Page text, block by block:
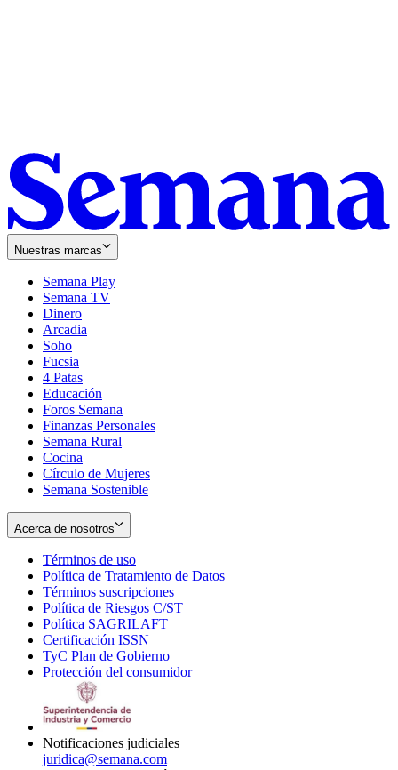
Nuestras marcas
Semana Play
Semana TV
Dinero
Arcadia
Soho
in
new
window
Fucsia
in
new
window
4 Patas
Educación
Foros Semana
Finanzas Personales
Semana Rural
Cocina
Círculo de Mujeres
Semana Sostenible
Acerca de nosotros
Términos de uso
in
new
window
Política de Tratamiento de Datos
Términos suscripciones
in
Política de Riesgos C/ST
Política SAGRILAFT
new
window
Certificación ISSN
in
new
TyC Plan de Gobierno
in
Protección del consumidorOpens
Notificaciones judiciales
juridica@semana.com